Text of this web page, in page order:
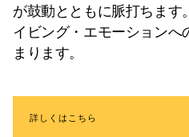
が鼓動とともに脈打ちます
イビング・エモーション
まります。
詳しくはこちら